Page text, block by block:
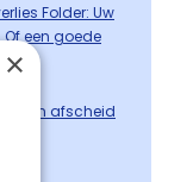
Folder: Uw
een goede
van afscheid
×